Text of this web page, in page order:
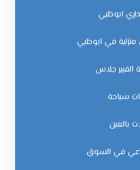
ابوظبي
في ابوظبي
الفيبر جلاس
سباحة
بالعين
في السوق